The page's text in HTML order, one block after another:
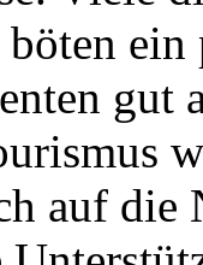
böten
gut
auf die